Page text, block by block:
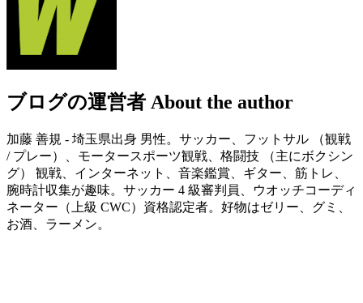
ブログの運営者 About the author
加藤 善規 - 埼玉県出身 男性。サッカー、フットサル （観戦
/ プレー）、モータースポーツ観戦、格闘技 （主にボクシン
グ） 観戦、インターネット、音楽鑑賞、ギター、筋トレ、
腕時計収集が趣味。サッカー 4 級審判員、ウオッチコーディ
ネーター（上級 CWC）資格認定者。好物はゼリー、グミ、
お酒、ラーメン。